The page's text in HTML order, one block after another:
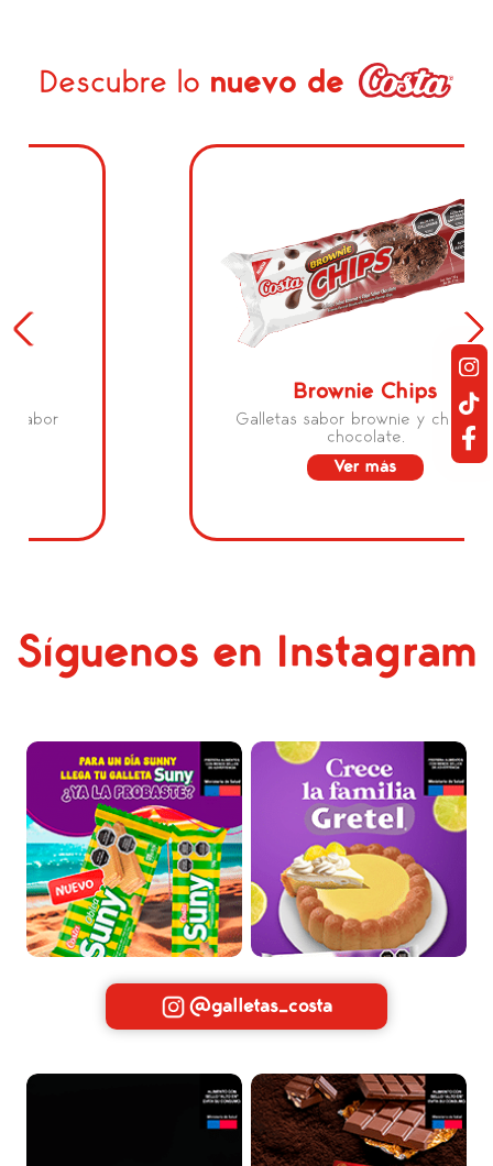
Descubre lo nuevo de
Brownie Chips
Galletas sabor brownie y chips de
Síguenos en Instagram
@galletas_costa